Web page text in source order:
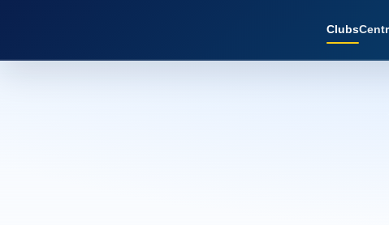
Clubs